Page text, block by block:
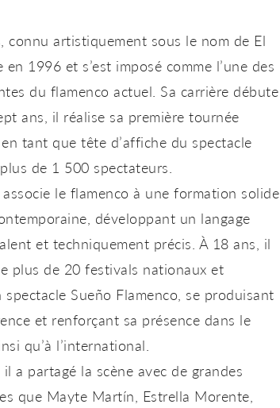
connu artistiquement sous le nom de El
1996 et s’est imposé comme l’une des
du flamenco actuel. Sa carrière débute
ans, il réalise sa première tournée
tant que tête d’affiche du spectacle
de 1 500 spectateurs.
le flamenco à une formation solide
développant un langage
et techniquement précis. À 18 ans, il
plus de 20 festivals nationaux et
Sueño Flamenco, se produisant
et renforçant sa présence dans le
qu’à l’international.
a partagé la scène avec de grandes
que Mayte Martín, Estrella Morente,